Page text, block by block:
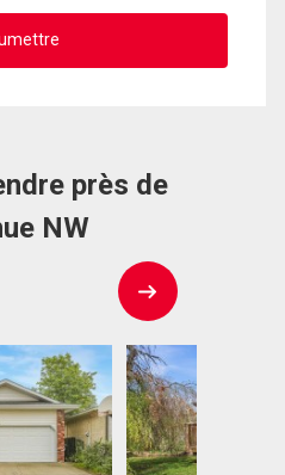
près de
NW